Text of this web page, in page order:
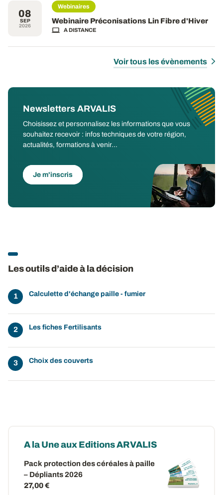
08
SEP
2026
Webinaires
Webinaire Préconisations Lin Fibre d'Hiver
A DISTANCE
Voir tous les évènements
Newsletters ARVALIS
Choisissez et personnalisez les informations que vous
souhaitez recevoir : infos techniques de votre région,
actualités, formations à venir...
Je m'inscris
Les outils d’aide à la décision
Calculette d'échange paille - fumier
Les fiches Fertilisants
Choix des couverts
A la Une aux Editions ARVALIS
Pack protection des céréales à paille
– Dépliants 2026
27,00 €